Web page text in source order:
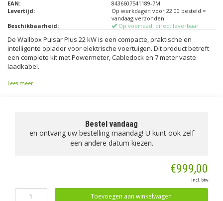
EAN:
8436607541189-7M
Levertijd:
Op werkdagen voor 22:00 besteld =
vandaag verzonden!
Beschikbaarheid:
Op voorraad, direct leverbaar
De Wallbox Pulsar Plus 22 kW is een compacte, praktische en
intelligente oplader voor elektrische voertuigen. Dit product betreft
een complete kit met Powermeter, Cabledock en 7 meter vaste
laadkabel.
Lees meer
Bestel vandaag
en ontvang uw bestelling maandag! U kunt ook zelf
een andere datum kiezen.
€999,00
Incl. btw
Toevoegen aan winkelwagen